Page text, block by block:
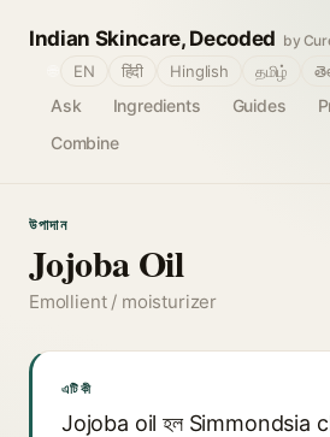
Indian Skincare, Decoded by
Ask Ingredients Guides
Combine
EN हिंदी Hinglish தமிழ்
উপাদান
Jojoba Oil
Emollient / moisturizer
এটি কী
Jojoba oil হল Simmondsia